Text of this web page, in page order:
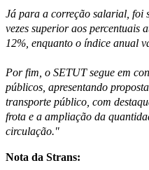
Já para a correção salarial, foi
vezes superior aos percentuais
12%, enquanto o índice anual
Por fim, o SETUT segue em
públicos, apresentando
transporte público, com
frota e a ampliação da
circulação."
Nota da Strans: